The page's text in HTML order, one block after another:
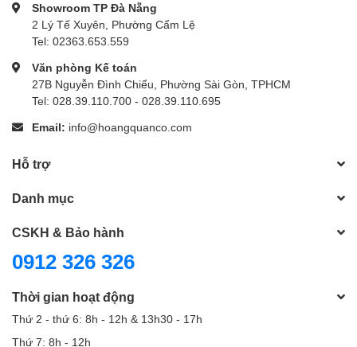
DJI drones
Showroom TP Đà Nẵng
2 Lý Tế Xuyên, Phường Cẩm Lệ
Tel: 02363.653.559
Văn phòng Kế toán
27B Nguyễn Đình Chiểu, Phường Sài Gòn, TPHCM
Tel: 028.39.110.700 - 028.39.110.695
Email: info@hoangquanco.com
Hỗ trợ
Danh mục
CSKH & Bảo hành
0912 326 326
Thời gian hoạt động
Thứ 2 - thứ 6: 8h - 12h & 13h30 - 17h
Thứ 7: 8h - 12h